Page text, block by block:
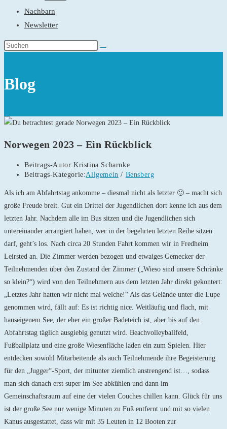
Nachbarn
Newsletter
Blog
Norwegen 2023 – Ein Rückblick
Beitrags-Autor:Kristina Scharnke
Beitrags-Kategorie:Allgemein / Bensberg
Als ich am Abfahrtstag ankomme – diesmal nicht als letzter 🙂 – macht sich
große Freude breit. Gut ein Drittel der Jugendlichen dort kenne ich aus dem
letzten Jahr. Nachdem alle im Bus sitzen und die Jugendlichen sich
untereinander arrangiert haben, wer in der begehrten letzten Reihe sitzen
darf, geht’s los. Nach circa 20 Stunden Fahrt kommen wir in Fredheim
Leirsted an. Die Zimmer werden bezogen und etwaiges Gemecker der
Teilnehmenden über den Zustand der Zimmer („Wieso sind unsere Schränke
so klein?“) wird von den Teilnehmern aus dem letzten Jahr direkt gekontert:
„Letztes Jahr hatten wir nicht mal welche!“ Als das Gelände unter die Lupe
genommen wird, fällt auf: Es ist richtig nice. Weitläufig und flach, mit
hauseigenem See, der eher ein großer Badeteich ist, aber bis auf den
Abfahrtstag täglich ausgiebig genutzt wird. Beachvolleyballfeld,
Fußballplatz und eine große Wiesenfläche laden ein zum Spielen. Hier
entdecken sowohl Mitarbeitende als auch Teilnehmende ihre Begeisterung
für den „Jugger“-Sport, der mitunter ziemlich anstrengend ist…, sodass
man sich danach erst super im See abkühlen und dann im
Gemeinschaftsraum auf eine der vielen Couches chillen kann. Glück für uns
ist der große See nur wenige Minuten zu Fuß entfernt und mit so vielen
Kanus ausgestattet, dass wir mit 35 Leuten in 12 Booten zur